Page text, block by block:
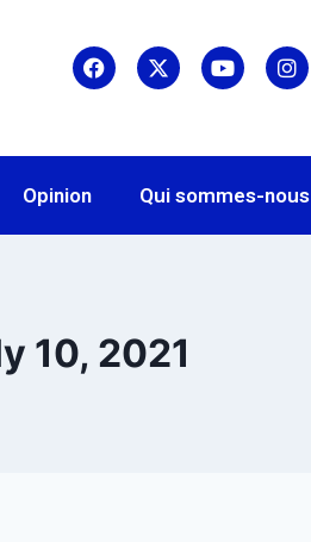
Opinion Qui sommes-nous
10, 2021